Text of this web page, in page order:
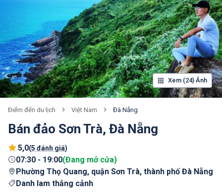
Xem (24) Ảnh
Điểm đến du lịch Việt Nam Đà Nẵng
Bán đảo Sơn Trà, Đà Nẵng
5,0(5 đánh giá)
07:30 - 19:00(Đang mở cửa)
Phường Thọ Quang, quận Sơn Trà, thành phố Đà Nẵng
Danh lam thắng cảnh